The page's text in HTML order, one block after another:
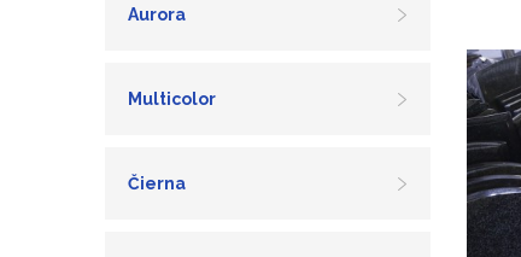
Aurora
Multicolor
Čierna